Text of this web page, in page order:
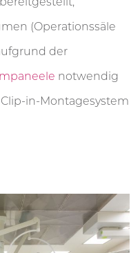
(Operationssäle
der
notwendig
in-Montagesystem